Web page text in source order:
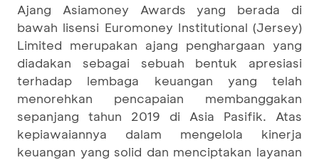
Ajang Asiamoney Awards yang berada di
bawah lisensi Euromoney Institutional (Jersey)
Limited merupakan ajang penghargaan yang
diadakan sebagai sebuah bentuk apresiasi
terhadap lembaga keuangan yang telah
menorehkan pencapaian membanggakan
sepanjang tahun 2019 di Asia Pasifik. Atas
kepiawaiannya dalam mengelola kinerja
keuangan yang solid dan menciptakan layanan